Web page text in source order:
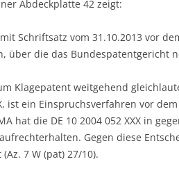
Abdeckplatte 42 zeigt:
Schriftsatz vom 31.10.2013 vor
über die das Bundespatentgericht
Klagepatent weitgehend
ist ein Einspruchsverfahren vor
hat die DE 10 2004 052 XXX in
Gegen diese
7 W (pat) 27/10).